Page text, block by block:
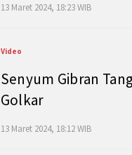
13 Maret 2024, 18:23 WIB
Video
Senyum Gibran
Golkar
13 Maret 2024, 18:12 WIB